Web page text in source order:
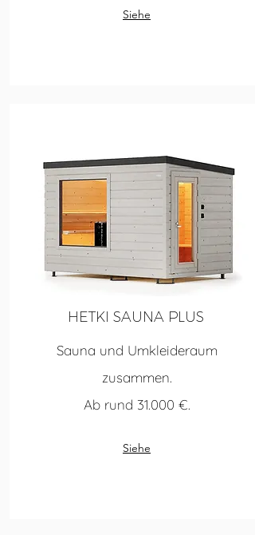
Siehe
HETKI SAUNA PLUS
Sauna und Umkleideraum
zusammen.
Ab rund 31.000 €.
Siehe